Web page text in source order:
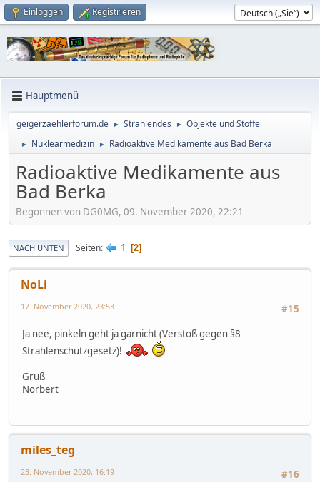
Einloggen Registrieren
Hauptmenü
geigerzaehlerforum.de ► Strahlendes ► Objekte und Stoffe
► Nuklearmedizin ► Radioaktive Medikamente aus Bad Berka
Radioaktive Medikamente aus
Bad Berka
Begonnen von DG0MG, 09. November 2020, 22:21
NACH UNTEN Seiten 1 2
NoLi
#15
17. November 2020, 23:53
Ja nee, pinkeln geht ja garnicht (Verstoß gegen §8
Strahlenschutzgesetz)!
Gruß
Norbert
miles_teg
#16
23. November 2020, 16:19